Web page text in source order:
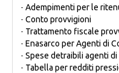
- Adempimenti per le
- Conto provvigioni
- Trattamento fiscale
- Enasarco per Agenti di
- Spese detraibili agenti di
- Tabella per redditi